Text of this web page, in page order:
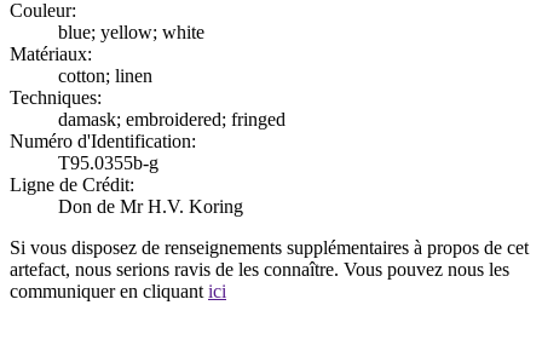
Couleur:
blue; yellow; white
Matériaux:
cotton; linen
Techniques:
damask; embroidered; fringed
Numéro d'Identification:
T95.0355b-g
Ligne de Crédit:
Don de Mr H.V. Koring
Si vous disposez de renseignements supplémentaires à propos de cet
artefact, nous serions ravis de les connaître. Vous pouvez nous les
communiquer en cliquant ici